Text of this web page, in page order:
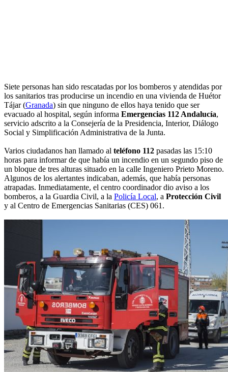
Siete personas han sido rescatadas por los bomberos y atendidas por
los sanitarios tras producirse un incendio en una vivienda de Huétor
Tájar (Granada) sin que ninguno de ellos haya tenido que ser
evacuado al hospital, según informa Emergencias 112 Andalucía,
servicio adscrito a la Consejería de la Presidencia, Interior, Diálogo
Social y Simplificación Administrativa de la Junta.
Varios ciudadanos han llamado al teléfono 112 pasadas las 15:10
horas para informar de que había un incendio en un segundo piso de
un bloque de tres alturas situado en la calle Ingeniero Prieto Moreno.
Algunos de los alertantes indicaban, además, que había personas
atrapadas. Inmediatamente, el centro coordinador dio aviso a los
bomberos, a la Guardia Civil, a la Policía Local, a Protección Civil
y al Centro de Emergencias Sanitarias (CES) 061.